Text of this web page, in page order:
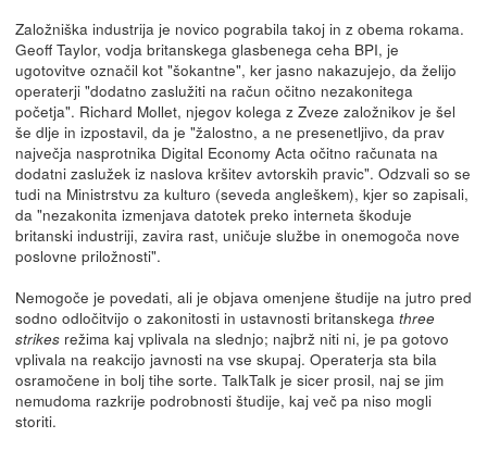
Založniška industrija je novico pograbila takoj in z obema rokama.
Geoff Taylor, vodja britanskega glasbenega ceha BPI, je
ugotovitve označil kot "šokantne", ker jasno nakazujejo, da želijo
operaterji "dodatno zaslužiti na račun očitno nezakonitega
početja". Richard Mollet, njegov kolega z Zveze založnikov je šel
še dlje in izpostavil, da je "žalostno, a ne presenetljivo, da prav
največja nasprotnika Digital Economy Acta očitno računata na
dodatni zaslužek iz naslova kršitev avtorskih pravic". Odzvali so se
tudi na Ministrstvu za kulturo (seveda angleškem), kjer so zapisali,
da "nezakonita izmenjava datotek preko interneta škoduje
britanski industriji, zavira rast, uničuje službe in onemogoča nove
poslovne priložnosti".
Nemogoče je povedati, ali je objava omenjene študije na jutro pred
sodno odločitvijo o zakonitosti in ustavnosti britanskega three
strikesrežima kaj vplivala na slednjo; najbrž niti ni, je pa gotovo
vplivala na reakcijo javnosti na vse skupaj. Operaterja sta bila
osramočene in bolj tihe sorte. TalkTalk je sicer prosil, naj se jim
nemudoma razkrije podrobnosti študije, kaj več pa niso mogli
storiti.